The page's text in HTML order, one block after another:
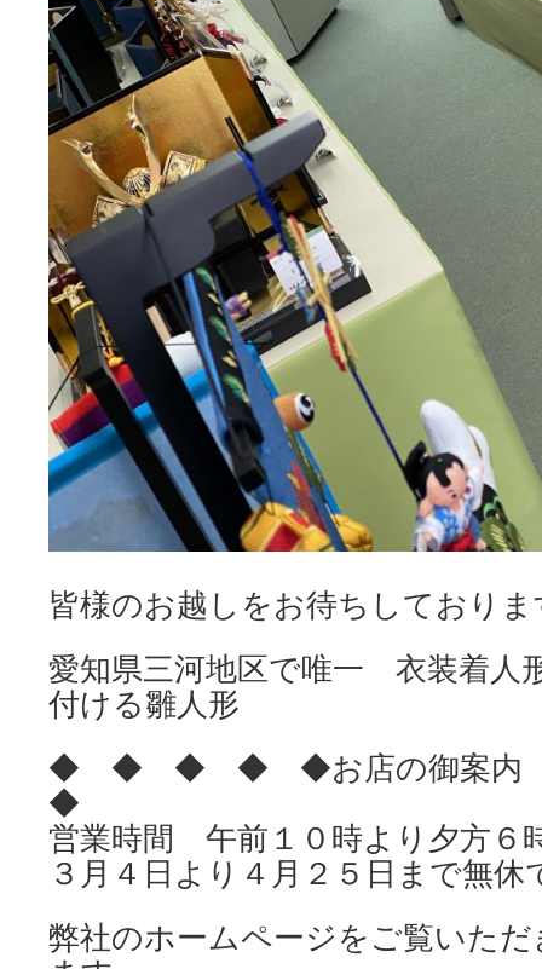
皆様のお越しをお待ちしておりま
愛知県三河地区で唯一 衣装着人
付ける雛人形
◆ ◆ ◆ ◆ ◆お店の御
◆
営業時間 午前１０時より夕方６
３月４日より４月２５日まで無
弊社のホームページをご覧いた